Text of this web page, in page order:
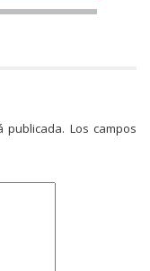
publicada. Los campos